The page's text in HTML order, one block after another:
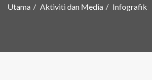
Utama Aktiviti dan Media Infografik